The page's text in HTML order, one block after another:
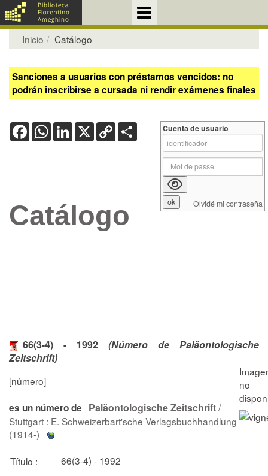
Inicio Catálogo
Sanciones a usuarios con préstamos vencidos: no
podrán inscribirse a cursada ni rendir exámenes finales
FacebookWhatsApp
LinkedIn
X Copy
Link
Catálogo
66(3-4) - 1992 (Número de Paläontologische
Zeitschrift)
[número]
es un número de Paläontologische Zeitschrift/
Stuttgart : E. Schweizerbart'sche Verlagsbuchhandlung
(1914-)
Título :
66(3-4) - 1992
Cuenta de usuario
Olvidé mi contraseña